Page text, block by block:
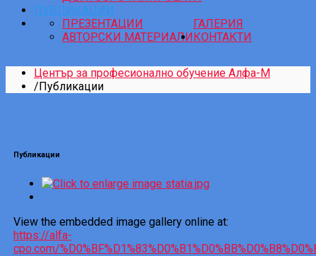
ПУБЛИКАЦИИ
ГАЛЕРИЯ
ПРЕЗЕНТАЦИИ
АВТОРСКИ МАТЕРИАЛИКОНТАКТИ
Център за професионално обучение Алфа-М
/Публикации
Публикации
View the embedded image gallery online at:
https://alfa-
cpo.com/